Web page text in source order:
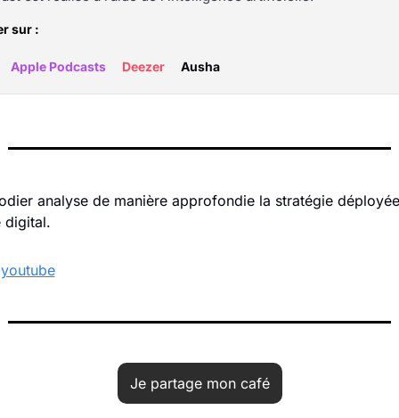
sur :
Apple Podcasts Deezer Ausha
analyse de manière approfondie la stratégie
digital.
youtube
Je partage mon café